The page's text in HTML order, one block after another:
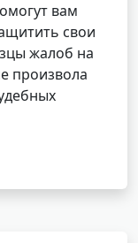
вам
свои
жалоб на
произвола